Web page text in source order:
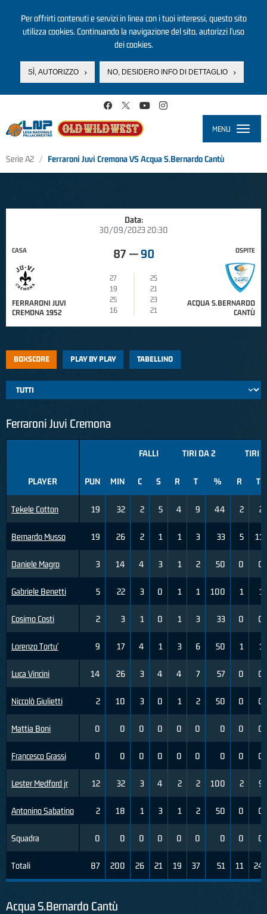
Per offrirti contenuti e servizi in linea con i tuoi interessi, questo sito
utilizza cookies. Continuando la navigazione del sito, autorizzi l’uso
dei cookies.
SÌ, AUTORIZZO NO, DESIDERO INFO DI DETTAGLIO
MENU
Serie A2 Ferraroni Juvi Cremona VS Acqua S.Bernardo Cantù
Data:
30/09/2023 20:30
CASA
FERRARONI JUVI
CREMONA 1952
87 — 90
27
25
19
21
25
23
16
21
OSPITE
ACQUA S.BERNARDO
CANTÙ
BOXSCORE PLAY BY PLAY TABELLINO
Ferraroni Juvi Cremona
PLAYER
Tekele Cotton
Bernardo Musso
Daniele Magro
Gabriele Benetti
Cosimo Costi
Lorenzo Tortu'
Luca Vincini
Niccolò Giulietti
Mattia Boni
Francesco Grassi
Lester Medford jr
Antonino Sabatino
Squadra
Totali
FALLI TIRI DA 2 TIRI
PUN MIN C S R T % R T
19 32 2 5 4 9 44 2 2
19 26 2 1 1 3 33 5 11
3 14 4 3 1 2 50 0 0
5 22 3 0 1 1 100 1 1
2 3 1 0 1 3 33 0 0
9 17 4 1 3 6 50 1 1
14 26 3 4 4 7 57 0 0
2 10 3 0 1 2 50 0 0
0 0 0 0 0 0 0 0 0
0 0 0 0 0 0 0 0 0
12 32 3 4 2 2 100 2 9
2 18 1 3 1 2 50 0 0
0 0 0 0 0 0 0 0 0
87 200 26 21 19 37 51 11 24
Acqua S.Bernardo Cantù